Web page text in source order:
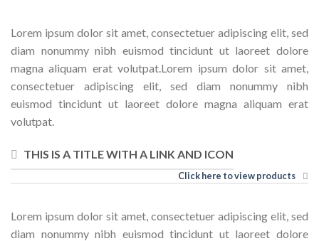
Lorem ipsum dolor sit amet, consectetuer adipiscing elit, sed
diam nonummy nibh euismod tincidunt ut laoreet dolore
magna aliquam erat volutpat.Lorem ipsum dolor sit amet,
consectetuer adipiscing elit, sed diam nonummy nibh
euismod tincidunt ut laoreet dolore magna aliquam erat
volutpat.
THIS IS A TITLE WITH A LINK AND ICON
Click here to view products
Lorem ipsum dolor sit amet, consectetuer adipiscing elit, sed
diam nonummy nibh euismod tincidunt ut laoreet dolore